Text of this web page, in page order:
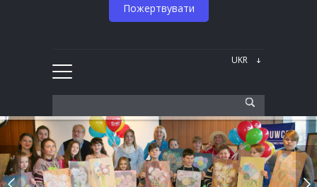
Пожертвувати